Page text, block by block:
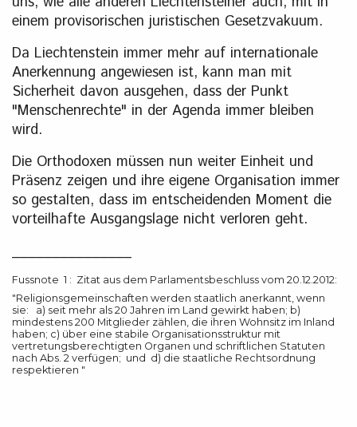
einem provisorischen juristischen Gesetzvakuum.
Da Liechtenstein immer mehr auf internationale
Anerkennung angewiesen ist, kann man mit
Sicherheit davon ausgehen, dass der Punkt
"Menschenrechte" in der Agenda immer bleiben
wird.
Die Orthodoxen müssen nun weiter Einheit und
Präsenz zeigen und ihre eigene Organisation immer
so gestalten, dass im entscheidenden Moment die
vorteilhafte Ausgangslage nicht verloren geht.
Fussnote 1 : Zitat aus dem Parlamentsbeschluss vom 20.12.2012:
"Religionsgemeinschaften werden staatlich anerkannt, wenn
sie: a) seit mehr als 20 Jahren im Land gewirkt haben; b)
mindestens 200 Mitglieder zählen, die ihren Wohnsitz im Inland
haben; c) über eine stabile Organisationsstruktur mit
vertretungsberechtigten Organen und schriftlichen Statuten
nach Abs. 2 verfügen; und d) die staatliche Rechtsordnung
respektieren "